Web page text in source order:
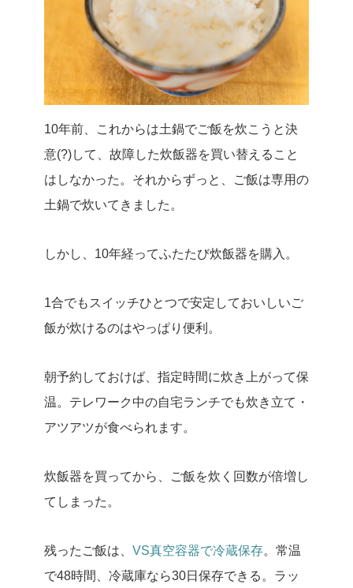
10年前、これからは土鍋でご飯を炊こうと決
意(?)して、故障した炊飯器を買い替えること
はしなかった。それからずっと、ご飯は専用の
土鍋で炊いてきました。
しかし、10年経ってふたたび炊飯器を購入。
1合でもスイッチひとつで安定しておいしいご
飯が炊けるのはやっぱり便利。
朝予約しておけば、指定時間に炊き上がって保
温。テレワーク中の自宅ランチでも炊き立て・
アツアツが食べられます。
炊飯器を買ってから、ご飯を炊く回数が倍増し
てしまった。
残ったご飯は、 VS真空容器で冷蔵保存。常温
で48時間、冷蔵庫なら30日保存できる。ラッ